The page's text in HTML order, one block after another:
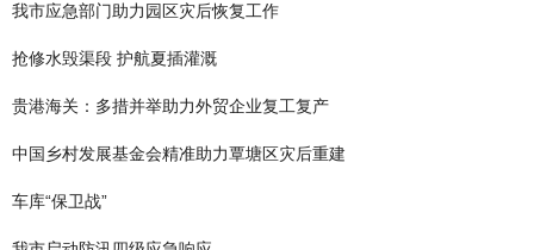
我市应急部门助力园区灾后恢复工作
抢修水毁渠段 护航夏插灌溉
贵港海关：多措并举助力外贸企业复工复产
中国乡村发展基金会精准助力覃塘区灾后重建
车库“保卫战”